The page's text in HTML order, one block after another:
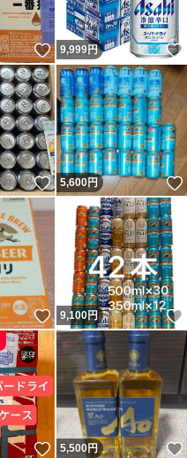
いいね！
9,999円
いいね！
5,600円
いいね！
9,100円
いいね！
5,500円